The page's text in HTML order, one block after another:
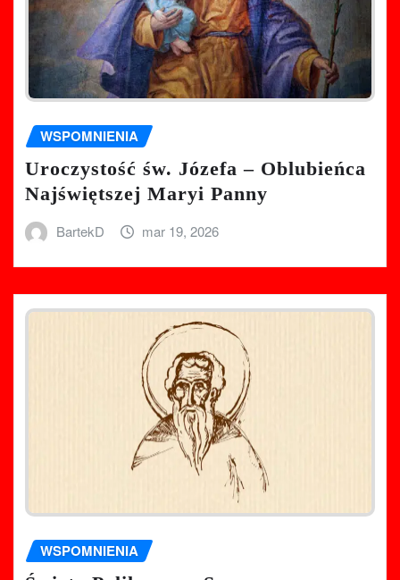
WSPOMNIENIA
Uroczystość św. Józefa – Oblubieńca
Najświętszej Maryi Panny
BartekD mar 19, 2026
WSPOMNIENIA